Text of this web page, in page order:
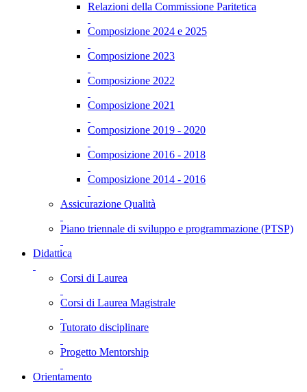
Relazioni della Commissione Paritetica
Composizione 2024 e 2025
Composizione 2023
Composizione 2022
Composizione 2021
Composizione 2019 - 2020
Composizione 2016 - 2018
Composizione 2014 - 2016
Assicurazione Qualità
Piano triennale di sviluppo e programmazione (PTSP)
Didattica
Corsi di Laurea
Corsi di Laurea Magistrale
Tutorato disciplinare
Progetto Mentorship
Orientamento